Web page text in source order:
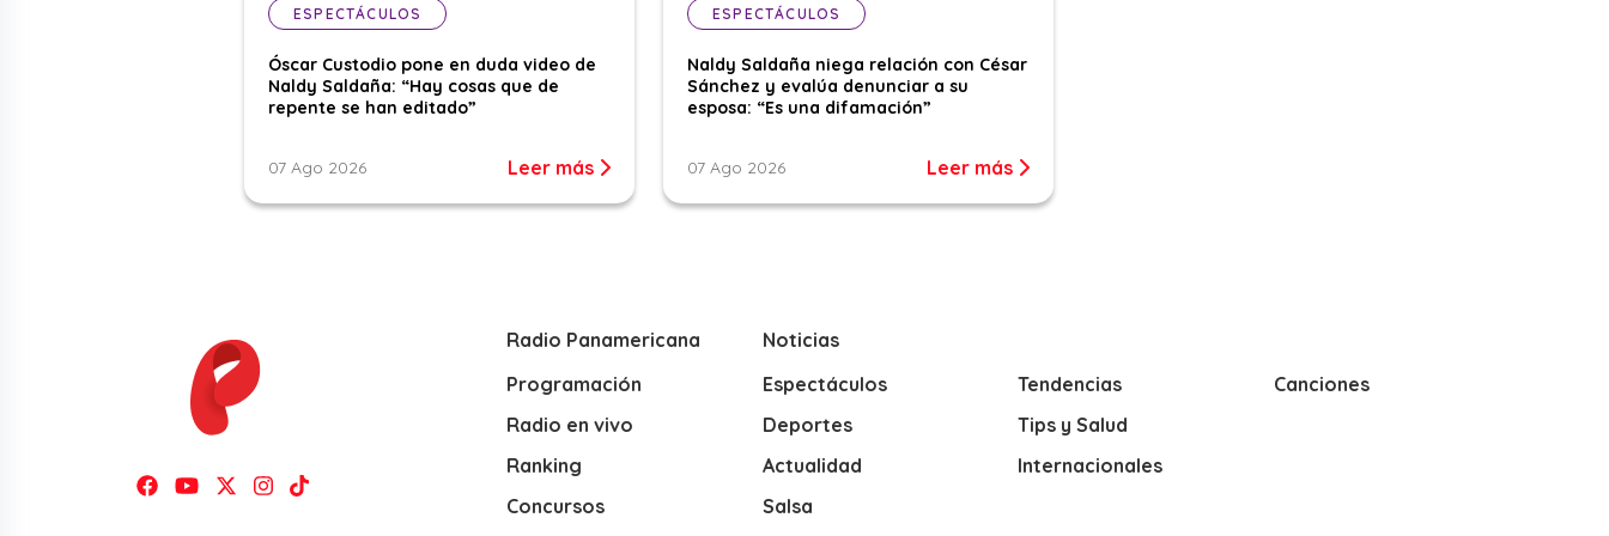
ESPECTÁCULOS
Óscar Custodio pone en duda video de
Naldy Saldaña: “Hay cosas que de
repente se han editado”
07 Ago 2026 Leer más
ESPECTÁCULOS
Naldy Saldaña niega relación con César
Sánchez y evalúa denunciar a su
esposa: “Es una difamación”
07 Ago 2026 Leer más
Radio Panamericana
Programación
Radio en vivo
Ranking
Concursos
Noticias
Espectáculos
Deportes
Actualidad
Salsa
Tendencias
Tips y Salud
Internacionales
Canciones